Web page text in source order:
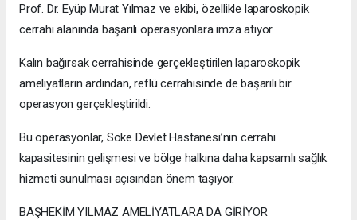
Prof. Dr. Eyüp Murat Yılmaz ve ekibi, özellikle laparoskopik
cerrahi alanında başarılı operasyonlara imza atıyor.
Kalın bağırsak cerrahisinde gerçekleştirilen laparoskopik
ameliyatların ardından, reflü cerrahisinde de başarılı bir
operasyon gerçekleştirildi.
Bu operasyonlar, Söke Devlet Hastanesi’nin cerrahi
kapasitesinin gelişmesi ve bölge halkına daha kapsamlı sağlık
hizmeti sunulması açısından önem taşıyor.
BAŞHEKİM YILMAZ AMELİYATLARA DA GİRİYOR